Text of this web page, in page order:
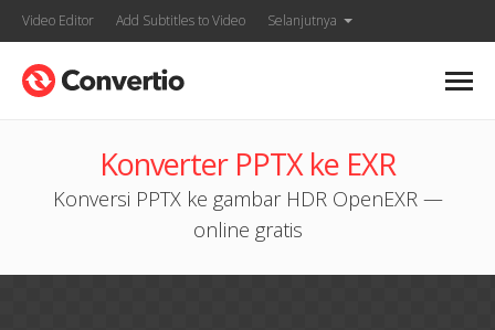
Video Editor Add Subtitles to Video Selanjutnya
Konverter PPTX ke EXR
Konversi PPTX ke gambar HDR OpenEXR —
online gratis